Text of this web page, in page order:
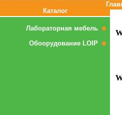
Каталог
Лабораторная мебель
Обоорудование LOIP